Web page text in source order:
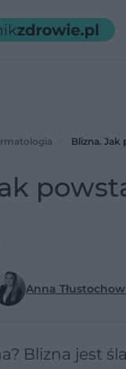
Blizna. Jak
Anna
Blizna jest